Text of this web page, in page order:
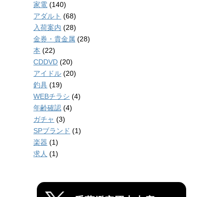
家電 (140)
アダルト (68)
入荷案内 (28)
金券・貴金属 (28)
本 (22)
CDDVD (20)
アイドル (20)
釣具 (19)
WEBチラシ (4)
年齢確認 (4)
ガチャ (3)
SPブランド (1)
楽器 (1)
求人 (1)